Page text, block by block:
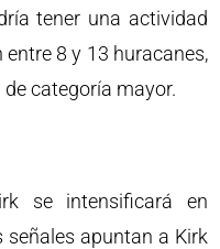
tener una actividad
entre 8 y 13 huracanes,
categoría mayor.
se intensificará en
señales apuntan a Kirk